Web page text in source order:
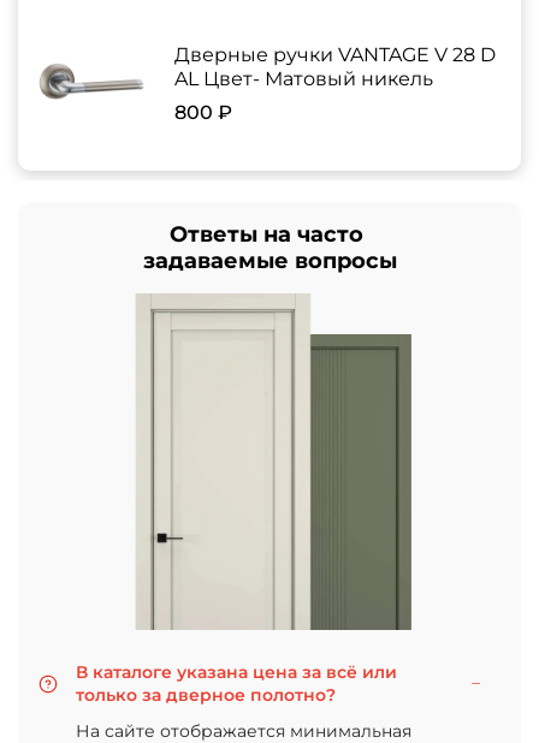
Дверные ручки VANTAGE V 28 D
AL Цвет- Матовый никель
800 ₽
Ответы на часто
задаваемые вопросы
В каталоге указана цена за всё или
только за дверное полотно?
На сайте отображается минимальная